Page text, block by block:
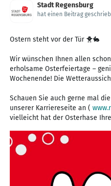
Stadt Regensburg
hat einen Beitrag
Ostern steht vor der Tür 🐥🐇
Wir wünschen Ihnen allen
erholsame Osterfeiertage –
Wochenende! Die
Schauen Sie auch gerne mal
unserer Karriereseite an (
vielleicht hat der Osterhase